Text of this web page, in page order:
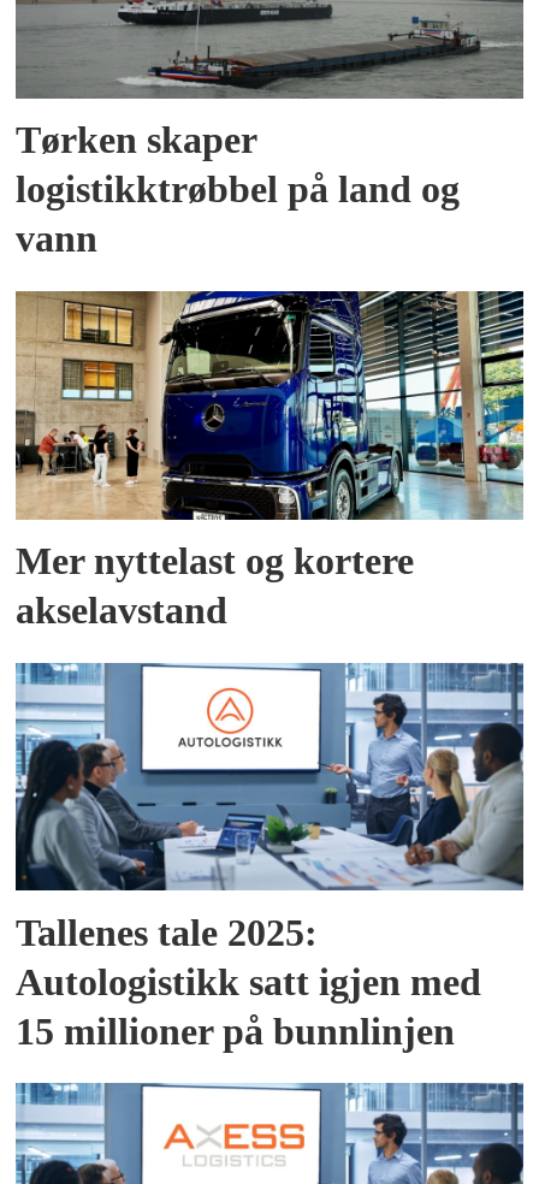
Tørken skaper
logistikktrøbbel på land og
vann
Mer nyttelast og kortere
akselavstand
Tallenes tale 2025:
Autologistikk satt igjen med
15 millioner på bunnlinjen